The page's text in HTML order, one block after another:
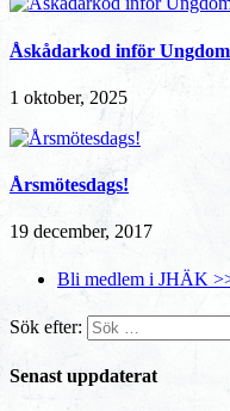
Åskådarkod inför
1 oktober, 2025
Årsmötesdags!
19 december, 2017
Bli medlem i JHÄK
Sök efter:
Senast uppdaterat